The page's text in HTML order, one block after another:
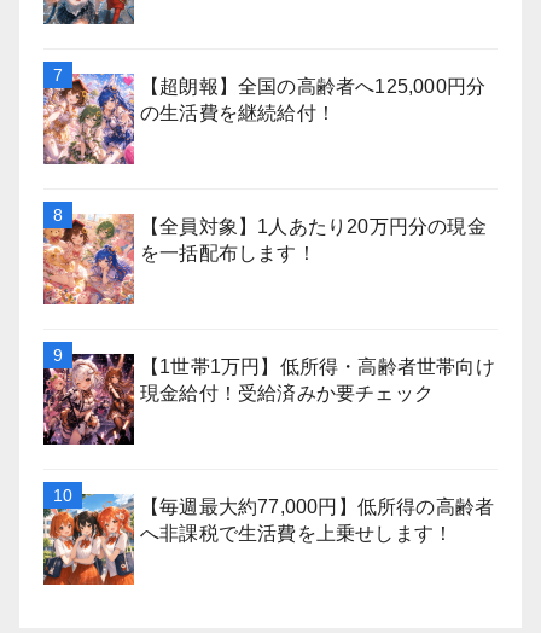
【超朗報】全国の高齢者へ125,000円分
の生活費を継続給付！
【全員対象】1人あたり20万円分の現金
を一括配布します！
【1世帯1万円】低所得・高齢者世帯向け
現金給付！受給済みか要チェック
【毎週最大約77,000円】低所得の高齢者
へ非課税で生活費を上乗せします！